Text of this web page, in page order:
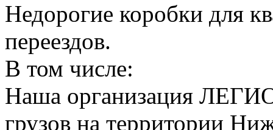
Недорогие коробки для
переездов.
В том числе:
Наша организация
грузов на территории